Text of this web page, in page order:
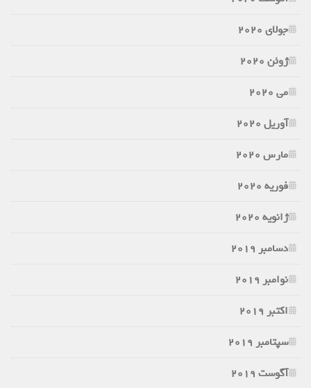
جولای 2020
ژوئن 2020
می 2020
آوریل 2020
مارس 2020
فوریه 2020
ژانویه 2020
دسامبر 2019
نوامبر 2019
اکتبر 2019
سپتامبر 2019
آگوست 2019